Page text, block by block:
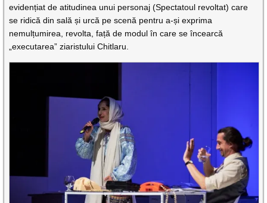
evidențiat de atitudinea unui personaj (Spectatoul revoltat) care
se ridică din sală și urcă pe scenă pentru a-și exprima
nemulțumirea, revolta, față de modul în care se încearcă
„executarea” ziaristului Chitlaru.